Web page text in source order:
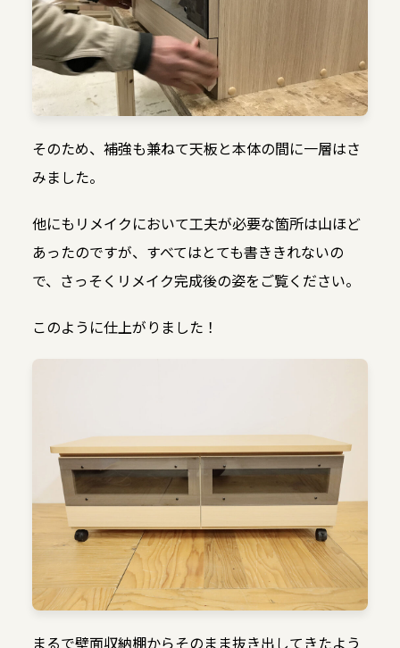
そのため、補強も兼ねて天板と本体の間に一層はさ
みました。
他にもリメイクにおいて工夫が必要な箇所は山ほど
あったのですが、すべてはとても書ききれないの
で、さっそくリメイク完成後の姿をご覧ください。
このように仕上がりました！
まるで壁面収納棚からそのまま抜き出してきたよう